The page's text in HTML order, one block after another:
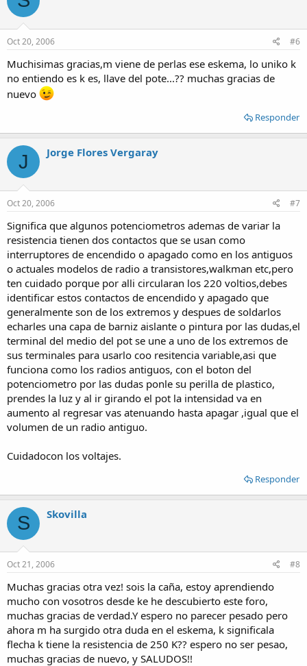
Oct 20, 2006 #6
Muchisimas gracias,m viene de perlas ese eskema, lo uniko k
no entiendo es k es, llave del pote...?? muchas gracias de
nuevo
Responder
J Jorge Flores Vergaray
Oct 20, 2006 #7
Significa que algunos potenciometros ademas de variar la
resistencia tienen dos contactos que se usan como
interruptores de encendido o apagado como en los antiguos
o actuales modelos de radio a transistores,walkman etc,pero
ten cuidado porque por alli circularan los 220 voltios,debes
identificar estos contactos de encendido y apagado que
generalmente son de los extremos y despues de soldarlos
echarles una capa de barniz aislante o pintura por las dudas,el
terminal del medio del pot se une a uno de los extremos de
sus terminales para usarlo coo resitencia variable,asi que
funciona como los radios antiguos, con el boton del
potenciometro por las dudas ponle su perilla de plastico,
prendes la luz y al ir girando el pot la intensidad va en
aumento al regresar vas atenuando hasta apagar ,igual que el
volumen de un radio antiguo.
Cuidadocon los voltajes.
Responder
S Skovilla
Oct 21, 2006 #8
Muchas gracias otra vez! sois la caña, estoy aprendiendo
mucho con vosotros desde ke he descubierto este foro,
muchas gracias de verdad.Y espero no parecer pesado pero
ahora m ha surgido otra duda en el eskema, k significala
flecha k tiene la resistencia de 250 K?? espero no ser pesao,
muchas gracias de nuevo, y SALUDOS!!